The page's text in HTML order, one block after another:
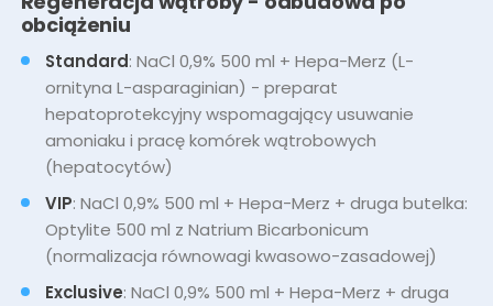
obciążeniu
Standard: NaCl 0,9% 500 ml + Hepa-Merz (L-
ornityna L-asparaginian) - preparat
hepatoprotekcyjny wspomagający usuwanie
amoniaku i pracę komórek wątrobowych
(hepatocytów)
VIP: NaCl 0,9% 500 ml + Hepa-Merz + druga butelka:
Optylite 500 ml z Natrium Bicarbonicum
(normalizacja równowagi kwasowo-zasadowej)
Exclusive: NaCl 0,9% 500 ml + Hepa-Merz + druga